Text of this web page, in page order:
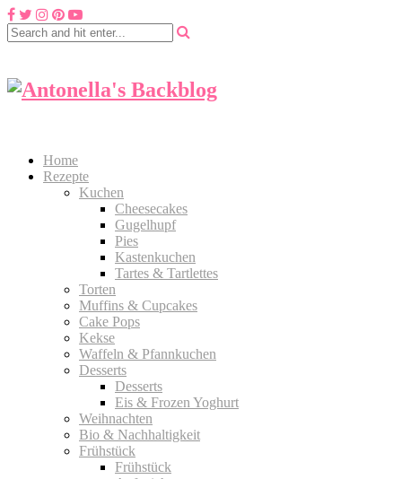
Home
Rezepte
Kuchen
Cheesecakes
Gugelhupf
Pies
Kastenkuchen
Tartes & Tartlettes
Torten
Muffins & Cupcakes
Cake Pops
Kekse
Waffeln & Pfannkuchen
Desserts
Desserts
Eis & Frozen Yoghurt
Weihnachten
Bio & Nachhaltigkeit
Frühstück
Frühstück